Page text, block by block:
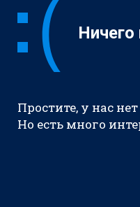
Ничего
Простите, у нас
Но есть много